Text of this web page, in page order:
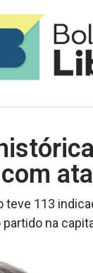
teve 113
partido na